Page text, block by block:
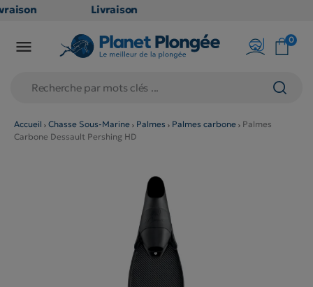
Livraison
en point
79€
(hors
produits
 0
Accueil Chasse Sous-Marine Palmes Palmes carbone
Palmes
Carbone Dessault Pershing HD